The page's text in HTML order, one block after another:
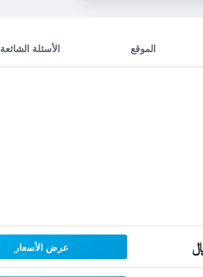
الموقع الأسئلة الشائعة
عرض الأسعار